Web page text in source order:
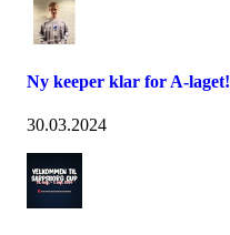
Ny keeper klar for A-laget!
30.03.2024